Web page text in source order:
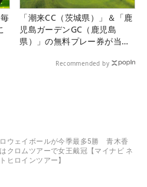
「潮来CC（茨城県）」＆「鹿
児島ガーデンGC（鹿児島
県）」の無料プレー券が当た
Recommended by
ウェイボールが今季最多5勝 青木香
クロムツアーで女王戴冠【マイナビ ネ
ヒロインツアー】